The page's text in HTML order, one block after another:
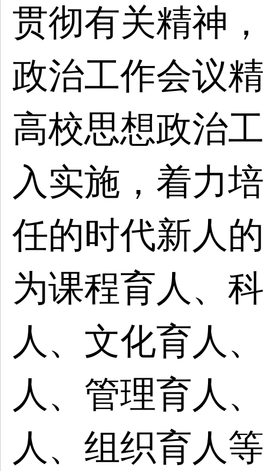
贯彻有关精神
政治工作会议
高校思想政治
入实施，着力
任的时代新人
为课程育人、
人、文化育人
人、管理育人
人、组织育人